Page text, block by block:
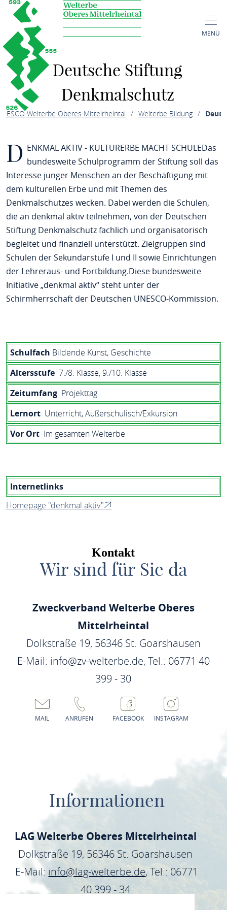
MENÜ
Deutsche Stiftung
Denkmalschutz
Welterbe Oberes Mittelrheintal Welterbe Bildung
D ENKMAL AKTIV - KULTURERBE MACHT SCHULEDas
bundesweite Schulprogramm der Stiftung soll das
Interesse junger Menschen an der Beschäftigung mit
dem kulturellen Erbe und mit Themen des
Denkmalschutzes wecken. Dabei werden die Schulen,
die an denkmal aktiv teilnehmen, von der Deutschen
Stiftung Denkmalschutz fachlich und organisatorisch
begleitet und finanziell unterstützt. Zielgruppen sind
Schulen der Sekundarstufe I und II sowie Einrichtungen
der Lehreraus- und Fortbildung.Diese bundesweite
Initiative „denkmal aktiv“ steht unter der
Schirmherrschaft der Deutschen UNESCO-Kommission.
Schulfach Bildende Kunst, Geschichte
Altersstufe7./8. Klasse, 9./10. Klasse
ZeitumfangProjekttag
LernortUnterricht, Außerschulisch/Exkursion
Vor OrtIm gesamten Welterbe
Internetlinks
Homepage "denkmal aktiv"
Kontakt
Wir sind für Sie da
Zweckverband Welterbe Oberes
Mittelrheintal
Dolkstraße 19, 56346 St. Goarshausen
E-Mail: info@zv-welterbe.de, Tel.: 06771 40
399 - 30
MAIL ANRUFEN FACEBOOK INSTAGRAM
Informationen
LAG Welterbe Oberes Mittelrheintal
Dolkstraße 19, 56346 St. Goarshausen
E-Mail: info@lag-welterbe.de, Tel.: 06771
40 399 - 34